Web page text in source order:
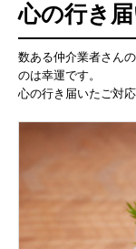
心の行き
数ある仲介業者さん
のは幸運です。
心の行き届いたご対